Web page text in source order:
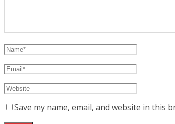
Save my name, email, and website in this